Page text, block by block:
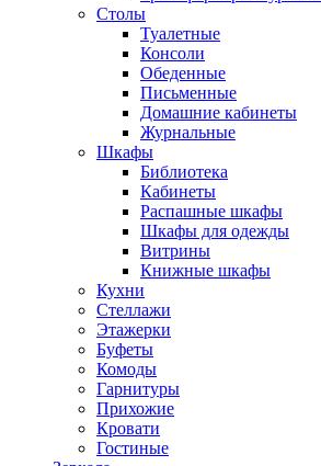
Столы
Туалетные
Консоли
Обеденные
Письменные
Домашние кабинеты
Журнальные
Шкафы
Библиотека
Кабинеты
Распашные шкафы
Шкафы для одежды
Витрины
Книжные шкафы
Кухни
Стеллажи
Этажерки
Буфеты
Комоды
Гарнитуры
Прихожие
Кровати
Гостиные